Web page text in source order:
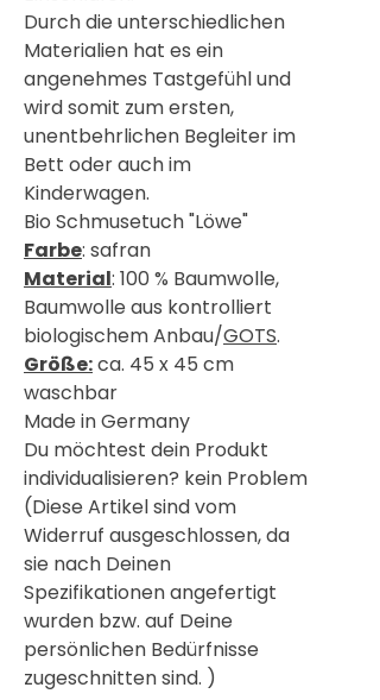
Durch die unterschiedlichen
Materialien hat es ein
angenehmes Tastgefühl und
wird somit zum ersten,
unentbehrlichen Begleiter im
Bett oder auch im
Kinderwagen.
Bio Schmusetuch "Löwe"
Farbe: safran
Material: 100 % Baumwolle,
Baumwolle aus kontrolliert
biologischem Anbau/GOTS.
Größe:ca. 45 x 45 cm
waschbar
Made in Germany
Du möchtest dein Produkt
individualisieren? kein Problem
(Diese Artikel sind vom
Widerruf ausgeschlossen, da
sie nach Deinen
Spezifikationen angefertigt
wurden bzw. auf Deine
persönlichen Bedürfnisse
zugeschnitten sind. )